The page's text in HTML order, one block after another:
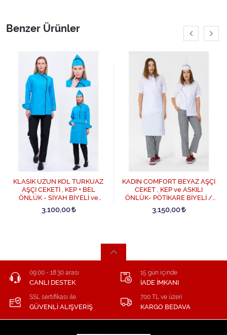
Benzer Ürünler
KLASİK UZUN KOL TURKUAZ
AŞÇI CEKETİ , KEP + BEL
ÖNLÜK - SİYAH BİYELİ ve
SİYAH PANTOLON DÖRTLÜ
SET - SiyahBiye-Turkuaz
3.100,00
KADIN COMFORT BEYAZ AŞÇI
CEKET , KEP ve ASKILI
ÖNLÜK- PÖTİKARE BİYELİ /
PÖTİKARELİ PANTOLON
DÖRTLÜ SET - Beyaz
3.150,00
09:00 - 18:30 arası
CANLI DESTEK
15 gün içinde
İADE İMKANI
SSL sertifikası ile
GÜVENLİ ALIŞVERİŞ
700 TL ve üzeri
KARGO BEDAVA